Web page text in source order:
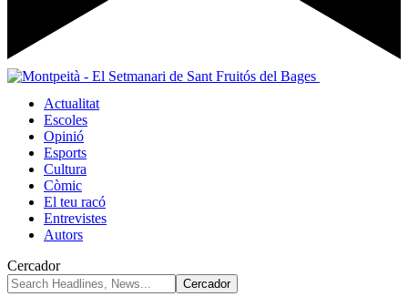
Actualitat
Escoles
Opinió
Esports
Cultura
Còmic
El teu racó
Entrevistes
Autors
Cercador